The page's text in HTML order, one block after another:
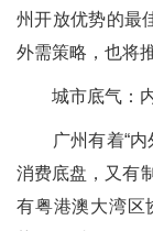
州开放优势的最
外需策略，也将
城市底气：内
广州有着“内
消费底盘，又有
有粤港澳大湾区